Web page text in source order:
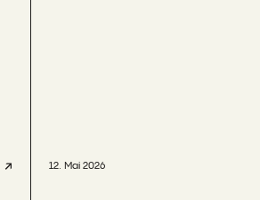
12. Mai 2026